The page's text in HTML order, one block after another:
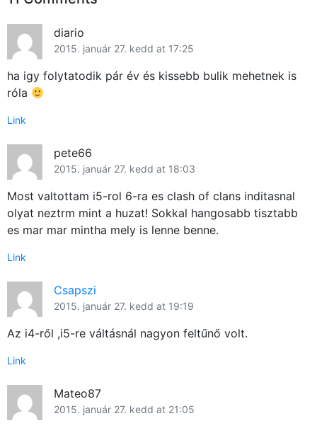
diario
2015. január 27. kedd at 17:25
ha igy folytatodik pár év és kissebb bulik mehetnek is
róla
Link
pete66
2015. január 27. kedd at 18:03
Most valtottam i5-rol 6-ra es clash of clans inditasnal
olyat neztrm mint a huzat! Sokkal hangosabb tisztabb
es mar mar mintha mely is lenne benne.
Link
Csapszi
2015. január 27. kedd at 19:19
Az i4-ről ,i5-re váltásnál nagyon feltűnő volt.
Link
Mateo87
2015. január 27. kedd at 21:05